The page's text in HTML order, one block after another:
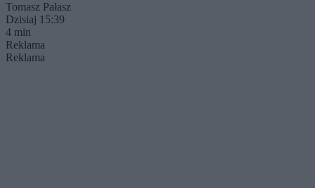
Tomasz Pałasz
Dzisiaj 15:39
4 min
Reklama
Reklama